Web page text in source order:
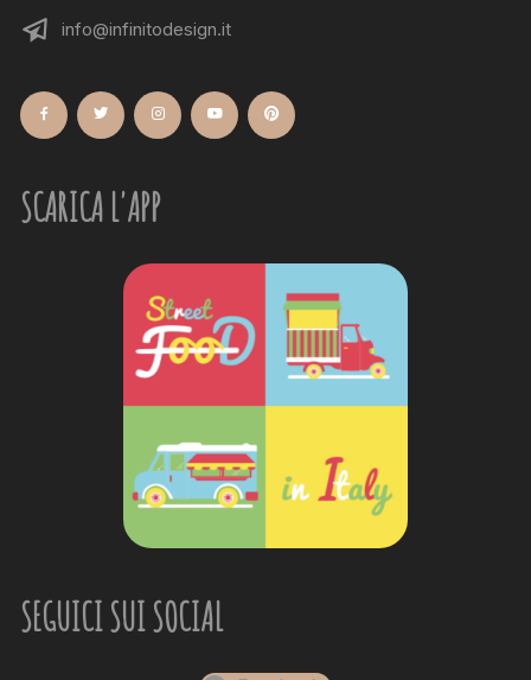
info@infinitodesign.it
SCARICA L'APP
SEGUICI SUI SOCIAL